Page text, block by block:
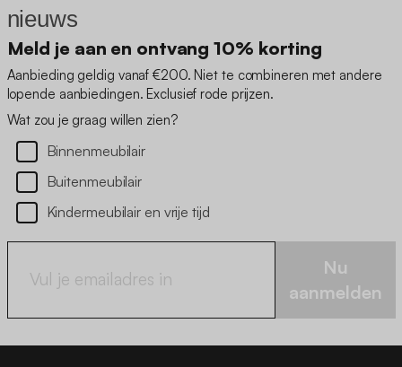
nieuws
Meld je aan en ontvang 10% korting
Aanbieding geldig vanaf €200. Niet te combineren met andere
lopende aanbiedingen. Exclusief rode prijzen.
Wat zou je graag willen zien?
Binnenmeubilair
Buitenmeubilair
Kindermeubilair en vrije tijd
Nu
aanmelden